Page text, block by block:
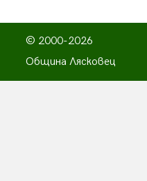
© 2000-2026
Община Лясковец